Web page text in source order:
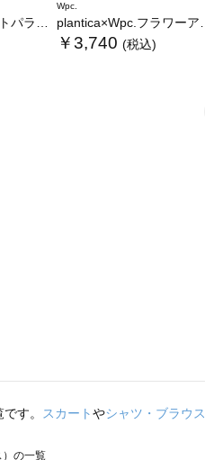
ル tiny
Wpc.
plantica×Wpc.フラワーアンブレラプラスティックmini
￥3,740 (税込)
す。 スカートやシャツ・ブラウス
の一覧